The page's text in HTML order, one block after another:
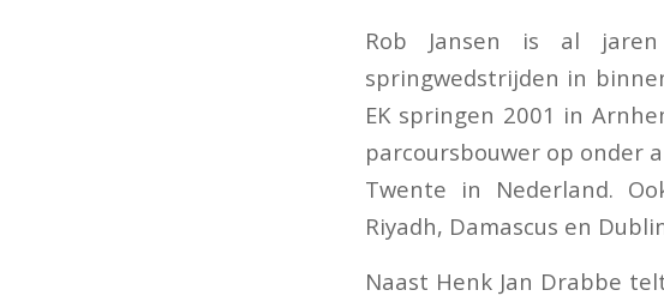
Rob Jansen is al jaren
springwedstrijden in
EK springen 2001 in
parcoursbouwer op onder
Twente in Nederland.
Riyadh, Damascus en
Naast Henk Jan Drabbe